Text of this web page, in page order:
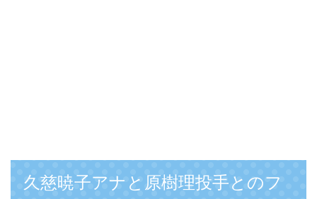
久慈暁子アナと原樹理投手とのフ